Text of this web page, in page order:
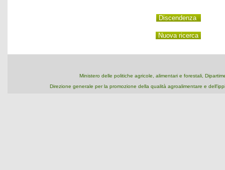
Ministero delle politiche agricole, alimentari e forestali,
Direzione generale per la promozione della qualità agroalimentare e